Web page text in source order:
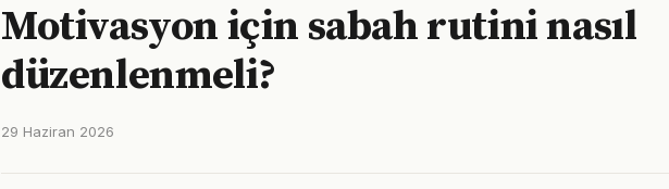
Motivasyon için sabah rutini nasıl
düzenlenmeli?
29 Haziran 2026